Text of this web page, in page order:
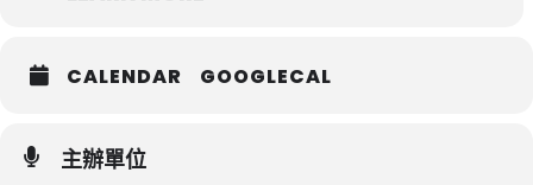
CALENDAR GOOGLECAL
主辦單位